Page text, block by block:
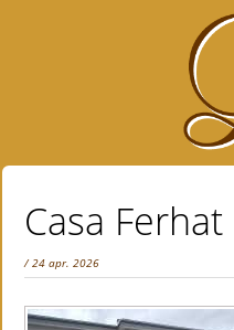
Casa
/ 24 apr. 2026